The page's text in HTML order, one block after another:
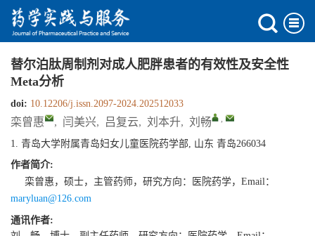
替尔泊肽周制剂对成人肥胖患者的有效性及安全性
Meta分析
doi: 10.12206/j.issn.2097-2024.202512033
栾曾惠 , 闫美兴, 吕复云, 刘本升, 刘畅 ,
1. 青岛大学附属青岛妇女儿童医院药学部, 山东 青岛266034
作者简介:
栾曾惠，硕士，主管药师，研究方向：医院药学，Email：
maryluan@126.com
通讯作者: